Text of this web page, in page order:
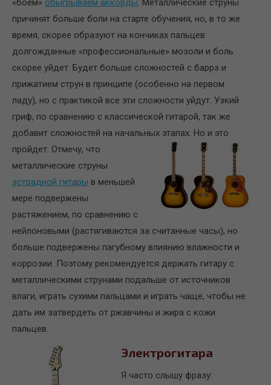
«боем» обыгрываем аккорды. Металлические струны
причинят больше боли на старте обучения, но, в то же
время, скорее образуют на кончиках пальцев
долгожданные «профессиональные» мозоли и боль
скорее уйдет. Будет больше сложностей с баррэ и
прижатием струн в принципе (особенно на первом
ладу), но с практикой все эти сложности уйдут. Узкий
гриф, по сравнению с классической гитарой, так же
добавит сложностей на начальных этапах. Но и это
пройдет. Отмечу, что
металлические струны
эстрадной гитары в меньшей
мере подвержены
растяжением, по сравнению с
нейлоновыми (растягиваются за считанные часы), но
больше подвержены пагубному влиянию влажности и
коррозии. Поэтому рекомендуется держать гитару с
металлическими струнами подальше от источников
влаги, играть сухими пальцами и играть чаще, чтобы не
дать им затвердеть от ржавчины и жира с кожи
пальцев.
Электрогитара
Я часто слышу фразу: